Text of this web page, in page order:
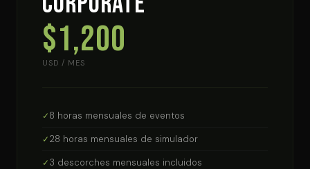
$1,200
USD / MES
8 horas mensuales de eventos
28 horas mensuales de simulador
3 descorches mensuales incluidos